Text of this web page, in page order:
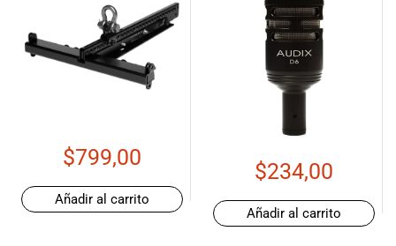
$799,00
Añadir al carrito
$234,00
Añadir al carrito